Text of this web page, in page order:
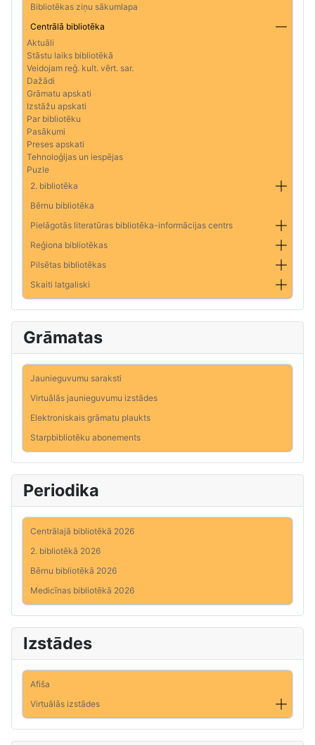
Bibliotēkas ziņu sākumlapa
Centrālā bibliotēka
Aktuāli
Stāstu laiks bibliotēkā
Veidojam reģ. kult. vērt. sar.
Dažādi
Grāmatu apskati
Izstāžu apskati
Par bibliotēku
Pasākumi
Preses apskati
Tehnoloģijas un iespējas
Puzle
2. bibliotēka
Bērnu bibliotēka
Pielāgotās literatūras bibliotēka-informācijas centrs
Reģiona bibliotēkas
Pilsētas bibliotēkas
Skaiti latgaliski
Grāmatas
Jaunieguvumu saraksti
Virtuālās jaunieguvumu izstādes
Elektroniskais grāmatu plaukts
Starpbibliotēku abonements
Periodika
Centrālajā bibliotēkā 2026
2. bibliotēkā 2026
Bērnu bibliotēkā 2026
Medicīnas bibliotēkā 2026
Izstādes
Afiša
Virtuālās izstādes